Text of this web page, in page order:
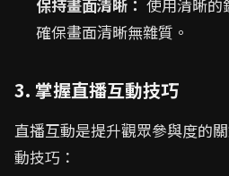
保持畫面清晰： 使用清晰的
確保畫面清晰無雜質。
3. 掌握直播互動技巧
直播互動是提升觀眾參與度的
動技巧：